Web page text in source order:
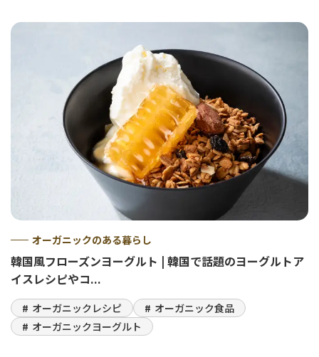
オーガニックのある暮らし
韓国風フローズンヨーグルト | 韓国で話題のヨーグルトア
イスレシピやコ...
オーガニックレシピ
オーガニック食品
オーガニックヨーグルト